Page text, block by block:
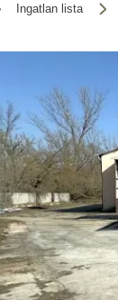
Ingatlan lista